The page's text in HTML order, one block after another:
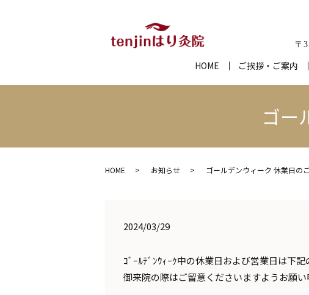
〒
HOME ご挨拶・ご案内
ゴー
HOME お知らせ ゴールデンウィーク 休業日の
2024/03/29
ｺﾞｰﾙﾃﾞﾝｳｨｰｸ中の休業日および営業日は下記
御来院の際はご留意くださいますようお願い